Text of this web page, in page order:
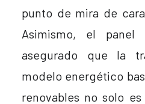
punto de mira de
Asimismo, el
asegurado que la
modelo energético
renovables no solo